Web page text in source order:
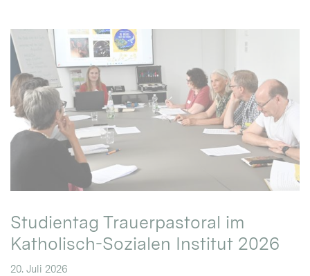
Studientag Trauerpastoral im
Katholisch-Sozialen Institut 2026
20. Juli 2026